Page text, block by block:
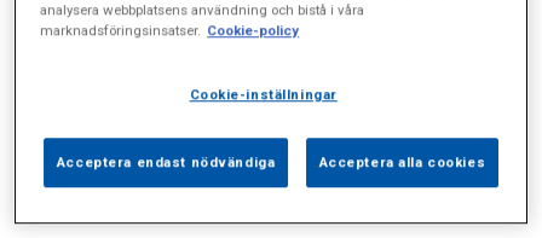
analysera webbplatsens användning och bistå i våra
marknadsföringsinsatser. Cookie-policy
Cookie-inställningar
Acceptera endast nödvändiga Acceptera alla cookies